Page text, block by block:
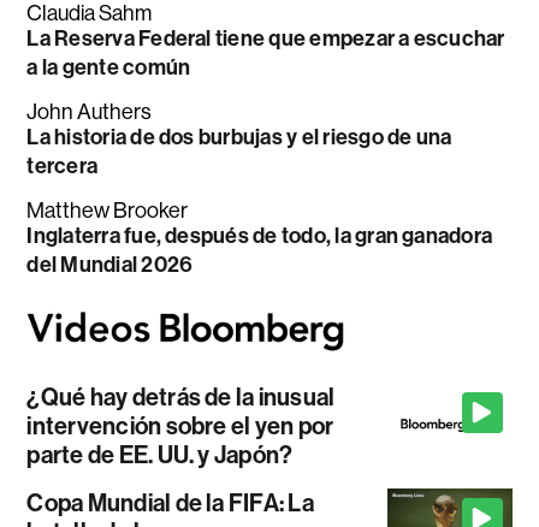
Claudia Sahm
La Reserva Federal tiene que empezar a escuchar
a la gente común
John Authers
La historia de dos burbujas y el riesgo de una
tercera
Matthew Brooker
Inglaterra fue, después de todo, la gran ganadora
del Mundial 2026
¿Qué hay detrás de la inusual
intervención sobre el yen por
parte de EE. UU. y Japón?
Copa Mundial de la FIFA: La